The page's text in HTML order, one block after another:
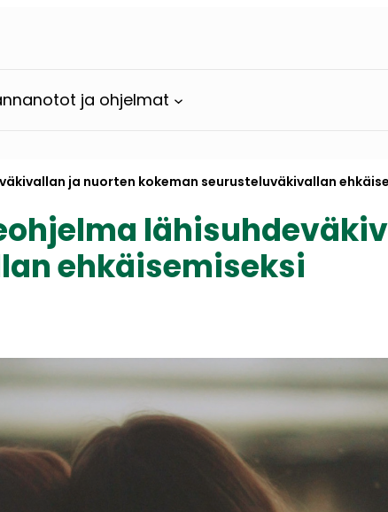
ja ohjelmat
ja nuorten kokeman seurusteluväkivallan
ehkäisemiseksi